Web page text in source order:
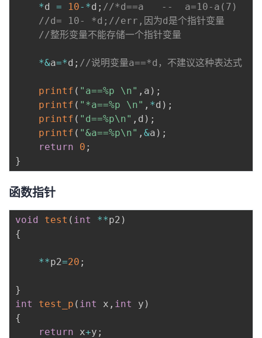
*d = 10- *d ; //*d==a   --  a=10-a(7)
//d= 10- *d;//err,因为d是个指针变量
//整形变量不能存储一个指针变量
*&a=*d ; //说明变量a==*d，不建议这种表达式
printf ( "a==%p \n" , a ) ;
printf ( "*a==%p \n" , *d ) ;
printf ( "d==%p\n" , d ) ;
printf ( "&a==%p\n" , &a ) ;
return
0 ;
}
函数指针
void test ( int **p2 )
{
**p2=20 ;
}
int
test_p ( int x , int y )
{
return x+y ;